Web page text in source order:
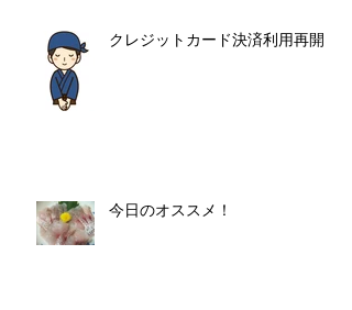
クレジットカード決済利用再開
今日のオススメ！